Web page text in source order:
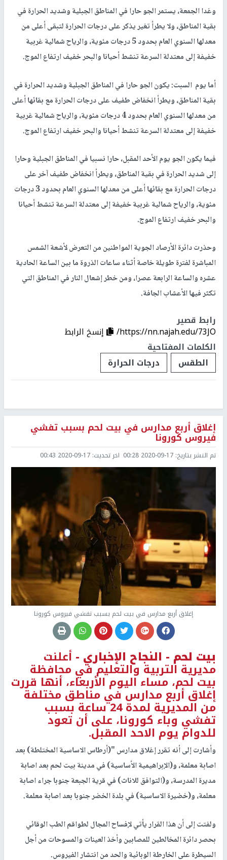
وغدا الجمعة، يستمر الجو حارا في المناطق الجبلية وشديد الحرارة في
بقية المناطق، ولا يطرأ تغير يذكر على درجات الحرارة لتبقى أعلى من
معدلها السنوي العام بحدود 5 درجات مئوية، والرياح شمالية غربية
خفيفة إلى معتدلة السرعة تنشط أحيانا والبحر خفيف ارتفاع الموج.
أما يوم السبت: يكون الجو حارا في المناطق الجبلية وشديد الحرارة في
بقية المناطق، ويطرأ انخفاض طفيف على درجات الحرارة مع بقائها أعلى
من معدلها السنوي العام بحدود 4 درجات مئوية، والرياح شمالية غربية
خفيفة إلى معتدلة السرعة تنشط أحيانا والبحر خفيف ارتفاع الموج.
فيما يكون الجو يوم الأحد المقبل، حارا نسبيا في المناطق الجبلية وحارا
إلى شديد الحرارة في بقية المناطق، ويطرأ انخفاض طفيف آخر على
درجات الحرارة مع بقائها أعلى من معدلها السنوي العام بحدود 3 درجات
مئوية، والرياح شمالية غربية خفيفة إلى معتدلة السرعة تنشط أحيانا
والبحر خفيف ارتفاع الموج.
وحذرت دائرة الأرصاد الجوية المواطنين من التعرض لأشعة الشمس
المباشرة لفترة طويلة خاصة أثناء ساعات الذروة ما بين الساعة الحادية
عشره والساعة الرابعة عصرا، ومن خطر إشعال النار في المناطق التي
تكثر فيها الأعشاب الجافة.
رابط قصير
https://nn.najah.edu/73JO/
إنسخ الرابط
الكلمات المفتاحية
الطقس
درجات الحرارة
إغلاق أربع مدارس في بيت لحم بسبب تفشي
فيروس كورونا
تم النشر بتاريخ: 2020-09-17 00:28 اخر تحديث: 2020-09-17 00:43
إغلاق أربع مدارس في بيت لحم بسبب تفشي فيروس كورونا
بيت لحم - النجاح الإخباري - أعلنت
مديرية التربية والتعليم في محافظة
بيت لحم، مساء اليوم الأربعاء، أنها قررت
إغلاق أربع مدارس في مناطق مختلفة
من المديرية لمدة 24 ساعة بسبب
تفشي وباء كورونا، على أن تعود
للدوام يوم الاحد المقبل.
وأشارت إلى أنه تقرر إغلاق مدارس "(أرطاس الاساسية المختلطة) بعد
اصابة معلمة، و(الإبراهيمية الأساسية) في مدينة بيت لحم بعد اصابة
مديرة المدرسة، و(التوافق للاناث) في قرية الجبعة جنوبا جراء اصابة
معلمة، و(خضيرة الاساسية) في بلدة الخضر جنوبا بعد اصابة معلمة.
ولفتت إلى أن هذا القرار يأتي لإفساح المجال لطواقم الطب الوقائي
بحصر دائرة المخالطين للمصابين وأخذ العينات والمسوحات من أجل
السيطرة على الخارطة الوبائية والحد من انتشار الفيروس.